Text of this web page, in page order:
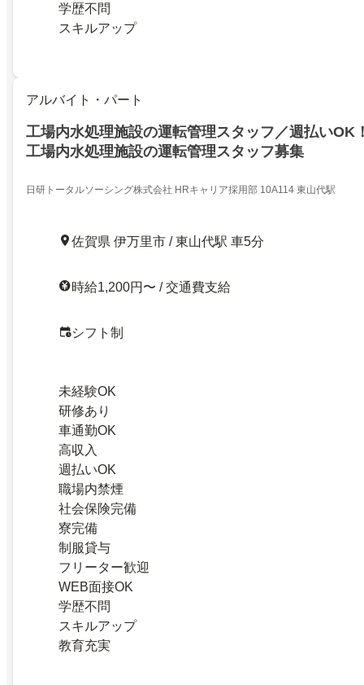
学歴不問
スキルアップ
アルバイト・パート
工場内水処理施設の運転管理スタッフ／週払いOK
工場内水処理施設の運転管理スタッフ募集
日研トータルソーシング株式会社 HRキャリア採用部 10A114 東山代駅
佐賀県 伊万里市 / 東山代駅 車5分
時給1,200円〜 / 交通費支給
シフト制
未経験OK
研修あり
車通勤OK
高収入
週払いOK
職場内禁煙
社会保険完備
寮完備
制服貸与
フリーター歓迎
WEB面接OK
学歴不問
スキルアップ
教育充実